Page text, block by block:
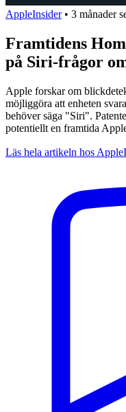
AppleInsider • 3 månader
Framtidens
på Siri-frågor
Apple forskar om
möjliggöra att enheten
behöver säga "Siri".
potentiellt en framtida
Läs hela artikeln hos